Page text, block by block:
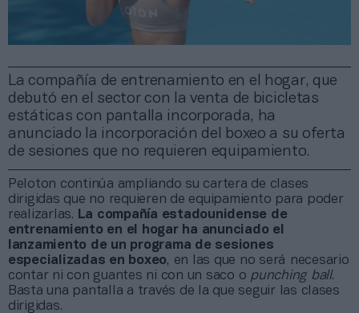
La compañía de entrenamiento en el hogar, que
debutó en el sector con la venta de bicicletas
estáticas con pantalla incorporada, ha
anunciado la incorporación del boxeo a su oferta
de sesiones que no requieren equipamiento.
Peloton continúa ampliando su cartera de clases
dirigidas que no requieren de equipamiento para poder
realizarlas. La compañía estadounidense de
entrenamiento en el hogar ha anunciado el
lanzamiento de un programa de sesiones
especializadas en boxeo, en las que no será necesario
contar ni con guantes ni con un saco o punching ball.
Basta una pantalla a través de la que seguir las clases
dirigidas.